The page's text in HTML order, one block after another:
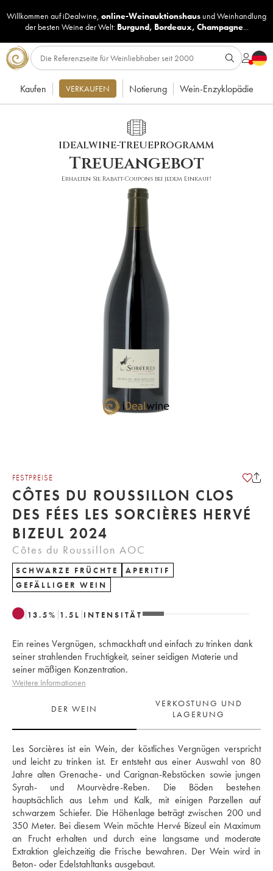
Willkommen auf iDealwine, online-Weinauktionshaus undWeinhandlung
der besten Weine der Welt: Burgund, Bordeaux, Champagne...
Kaufen VERKAUFEN Notierung Wein-Enzyklopädie
IDEALWINE-TREUEPROGRAMM
Treueangebot
Erhalten Sie Rabatt-Coupons bei jedem Einkauf!
FESTPREISE
CÔTES DU ROUSSILLON CLOS
DES FÉES LES SORCIÈRES HERVÉ
BIZEUL 2024
Côtes du Roussillon AOC
SCHWARZE FRÜCHTE
APERITIF
GEFÄLLIGER WEIN
13.5% 1.5 L INTENSITÄT
Ein reines Vergnügen, schmackhaft und einfach zu trinken dank
seiner strahlenden Fruchtigkeit, seiner seidigen Materie und
seiner mäßigen Konzentration.
Weitere Informationen
DER WEIN
VERKOSTUNG UND
LAGERUNG
Les Sorcières ist ein Wein, der köstliches Vergnügen verspricht
und leicht zu trinken ist. Er entsteht aus einer Auswahl von 80
Jahre alten Grenache- und Carignan-Rebstöcken sowie jungen
Syrah- und Mourvèdre-Reben. Die Böden bestehen
hauptsächlich aus Lehm und Kalk, mit einigen Parzellen auf
schwarzem Schiefer. Die Höhenlage beträgt zwischen 200 und
350 Meter. Bei diesem Wein möchte Hervé Bizeul ein Maximum
an Frucht erhalten und durch eine langsame und moderate
Extraktion gleichzeitig die Frische bewahren. Der Wein wird in
Beton- oder Edelstahltanks ausgebaut.